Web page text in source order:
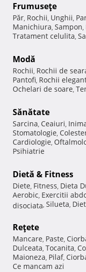
Frumuseţe
Păr, Rochii, Unghii,
Manichiura, Sampon,
Tratament celulita,
Modă
Rochii, Rochii de
Pantofi, Rochii
Ochelari de soare,
Sănătate
Sarcina, Ceaiuri,
Stomatologie,
Cardiologie,
Psihiatrie
Dietă & Fitness
Diete, Fitness, Dieta
Aerobic, Exercitii
disociata, Silueta,
Reţete
Mancare, Paste,
Dulceata, Tocanita,
Maioneza, Pilaf,
Ce mancam azi